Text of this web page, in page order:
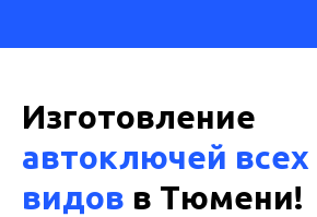
Изготовление
автоключей всех
видов в Тюмени!